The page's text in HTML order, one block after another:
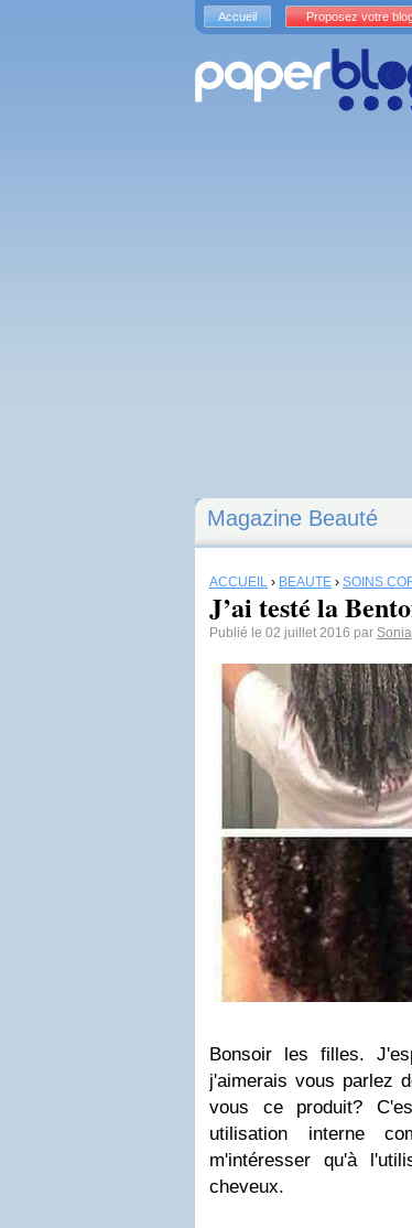
Magazine Beauté
ACCUEIL › BEAUTÉ › SOINS
J’ai testé la
Publié le 02 juillet 2016 par Sonia
Bonsoir les filles.
j'aimerais vous parlez
vous ce produit?
utilisation interne
m'intéresser qu'à
cheveux.
Accueil Proposez votre